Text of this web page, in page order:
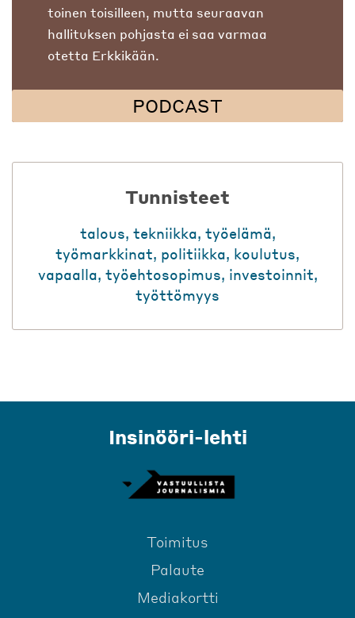
toinen toisilleen, mutta seuraavan
hallituksen pohjasta ei saa varmaa
otetta Erkkikään.
PODCAST
Tunnisteet
talous, tekniikka, työelämä,
työmarkkinat, politiikka, koulutus,
vapaalla, työehtosopimus, investoinnit,
työttömyys
Insinööri-lehti
Toimitus
Palaute
Mediakortti